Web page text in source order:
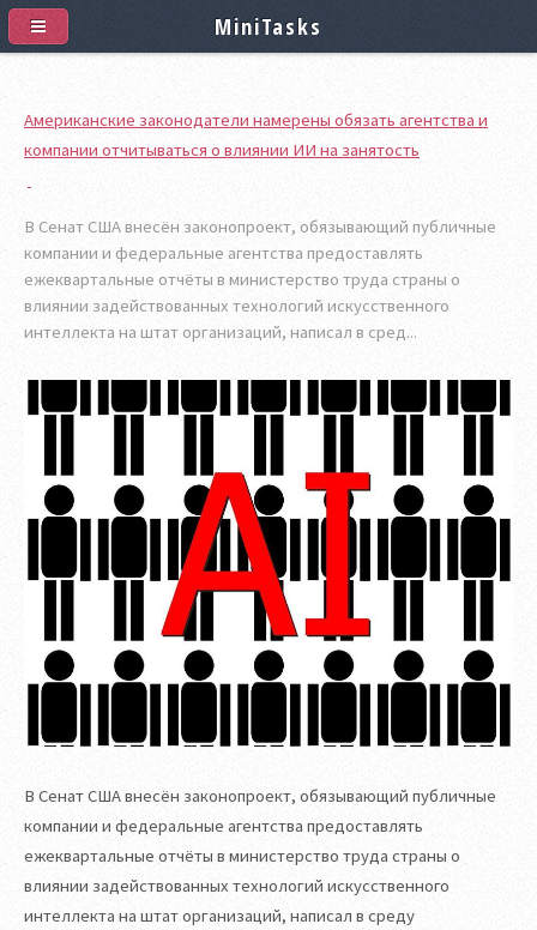
Американские законодатели намерены обязать агентства и
компании отчитываться о влиянии ИИ на занятость
В Сенат США внесён законопроект, обязывающий публичные
компании и федеральные агентства предоставлять
ежеквартальные отчёты в министерство труда страны о
влиянии задействованных технологий искусственного
интеллекта на штат организаций, написал в сред...
В Сенат США внесён законопроект, обязывающий публичные
компании и федеральные агентства предоставлять
ежеквартальные отчёты в министерство труда страны о
влиянии задействованных технологий искусственного
интеллекта на штат организаций, написал в среду
MiniTasks